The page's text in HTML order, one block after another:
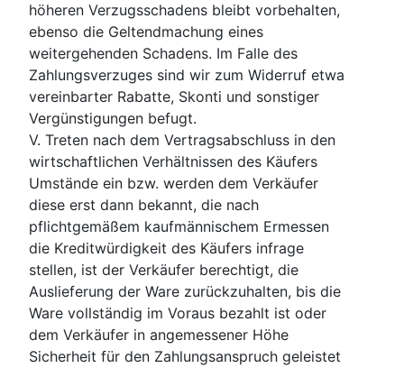
höheren Verzugsschadens bleibt vorbehalten,
ebenso die Geltendmachung eines
weitergehenden Schadens. Im Falle des
Zahlungsverzuges sind wir zum Widerruf etwa
vereinbarter Rabatte, Skonti und sonstiger
Vergünstigungen befugt.
V. Treten nach dem Vertragsabschluss in den
wirtschaftlichen Verhältnissen des Käufers
Umstände ein bzw. werden dem Verkäufer
diese erst dann bekannt, die nach
pflichtgemäßem kaufmännischem Ermessen
die Kreditwürdigkeit des Käufers infrage
stellen, ist der Verkäufer berechtigt, die
Auslieferung der Ware zurückzuhalten, bis die
Ware vollständig im Voraus bezahlt ist oder
dem Verkäufer in angemessener Höhe
Sicherheit für den Zahlungsanspruch geleistet